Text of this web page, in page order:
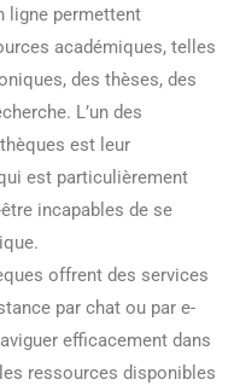
ligne permettent
académiques, telles
des thèses, des
L’un des
est leur
est particulièrement
incapables de se
offrent des services
par chat ou par e-
efficacement dans
ressources disponibles